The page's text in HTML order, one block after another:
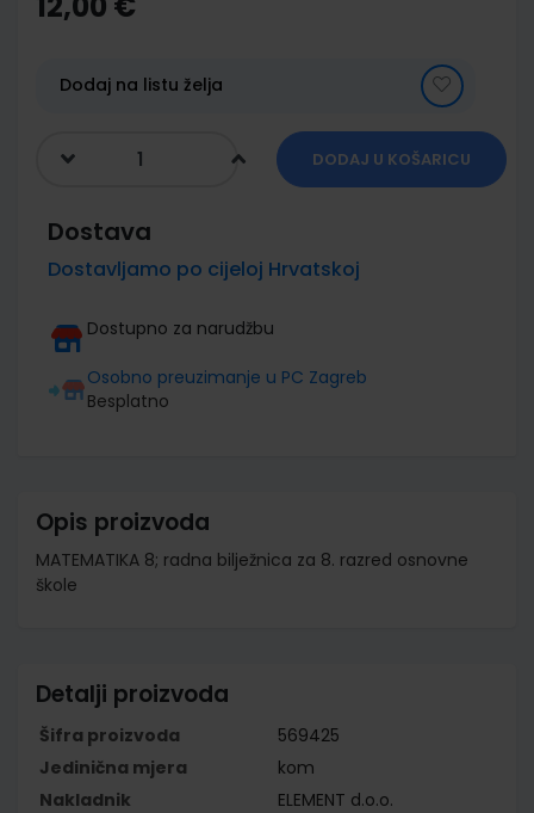
beginning
galleryDodaj na listu želja
DODAJ U KOŠARICU
Dostava
Dostavljamo po cijeloj Hrvatskoj
Dostupno za narudžbu
Osobno preuzimanje u PC Zagreb
Besplatno
Opis proizvoda
MATEMATIKA 8; radna bilježnica za 8. razred osnovne
škole
Detalji proizvoda
Šifra proizvoda
569425
Jedinična mjera
kom
Nakladnik
ELEMENT d.o.o.